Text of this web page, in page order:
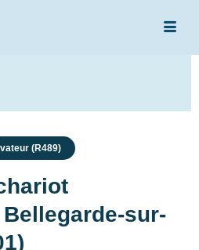
(R489)
sur-